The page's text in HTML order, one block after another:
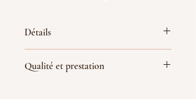
Détails
6 mm d'épaisseur
Qualité et prestation